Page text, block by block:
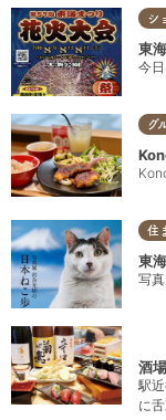
シ
東
今
グ
住
東
写
酒
駅
に